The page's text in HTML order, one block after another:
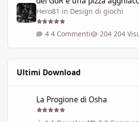
Hero81 in Design di giochi
4 Commenti 204
Ultimi Download
La Progione di Osha